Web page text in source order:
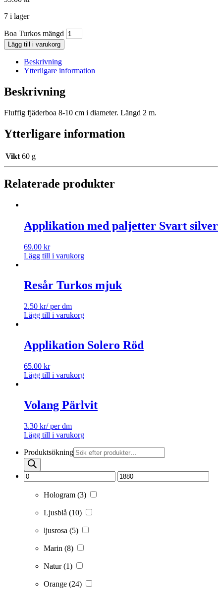
7 i lager
Boa Turkos mängd
Lägg till i varukorg
Beskrivning
Ytterligare information
Beskrivning
Fluffig fjäderboa 8-10 cm i diameter. Längd 2 m.
Ytterligare information
Vikt 60 g
Relaterade produkter
Applikation med paljetter Svart silver
69.00 kr
Lägg till i varukorg
Resår Turkos mjuk
2.50 kr/ per dm
Lägg till i varukorg
Applikation Solero Röd
65.00 kr
Lägg till i varukorg
Volang Pärlvit
3.30 kr/ per dm
Lägg till i varukorg
Produktsökning
Hologram (3)
Ljusblå (10)
ljusrosa (5)
Marin (8)
Natur(1)
Orange (24)